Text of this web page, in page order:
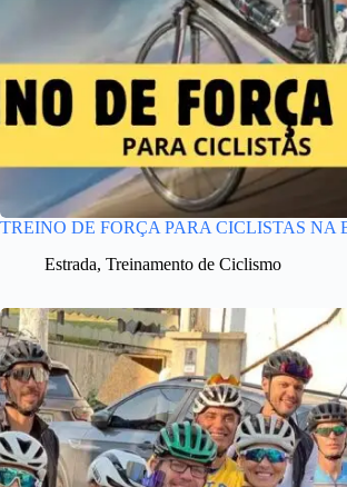
TREINO DE FORÇA PARA CICLISTAS NA
Estrada, Treinamento de Ciclismo